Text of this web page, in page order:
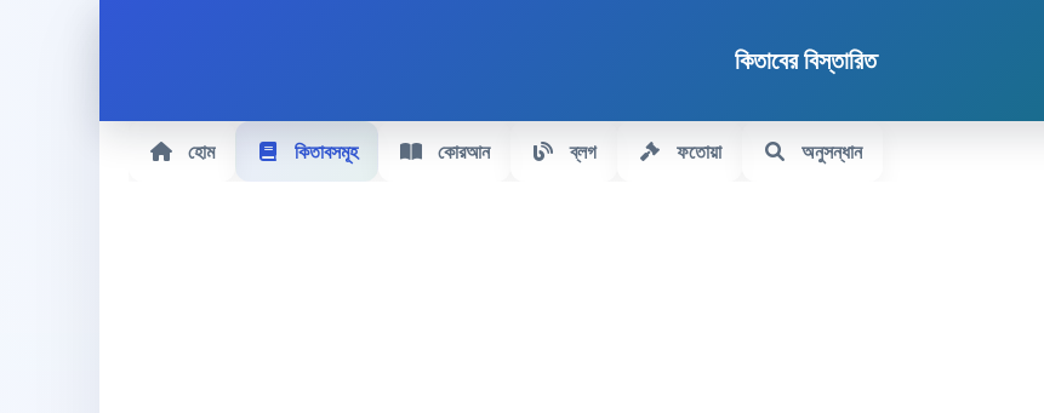
কিতাবের বিস্তারিত
হোম কিতাবসমূহ কোরআন ব্লগ ফতোয়া অনুসন্ধান